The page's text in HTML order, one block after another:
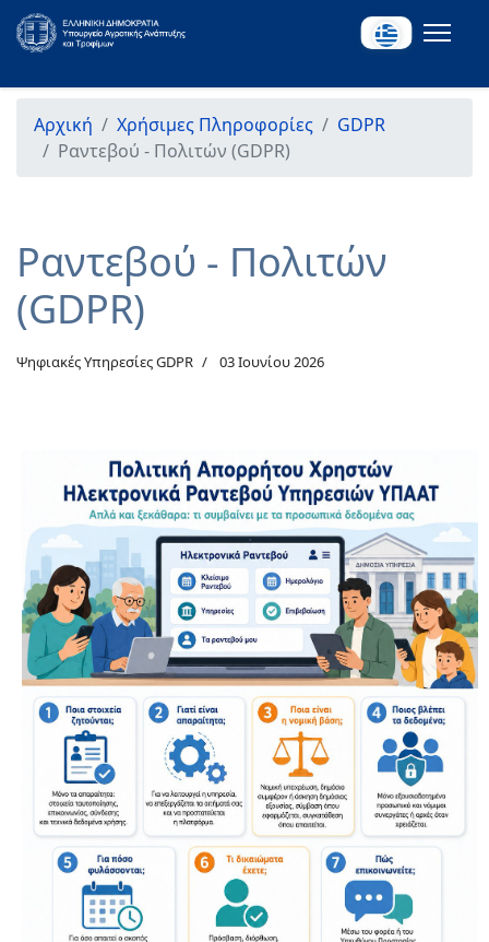
Αρχική Χρήσιμες Πληροφορίες
GDPR
Ραντεβού - Πολιτών (GDPR)
Ραντεβού - Πολιτών
(GDPR)
Ψηφιακές Υπηρεσίες GDPR 03 Ιουνίου 2026